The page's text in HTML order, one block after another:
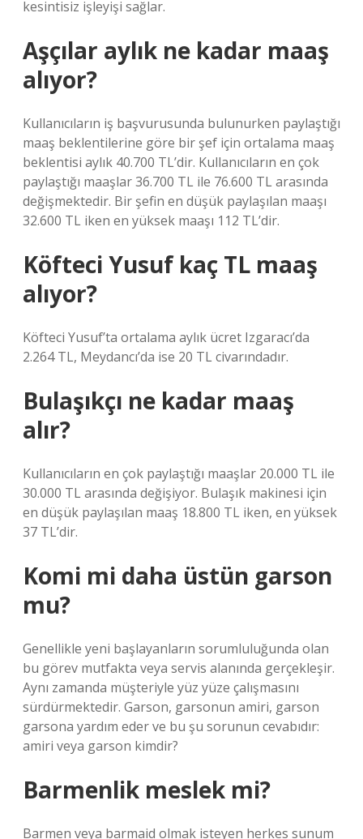
kesintisiz işleyişi sağlar.
Aşçılar aylık ne kadar maaş
alıyor?
Kullanıcıların iş başvurusunda bulunurken paylaştığı
maaş beklentilerine göre bir şef için ortalama maaş
beklentisi aylık 40.700 TL’dir. Kullanıcıların en çok
paylaştığı maaşlar 36.700 TL ile 76.600 TL arasında
değişmektedir. Bir şefin en düşük paylaşılan maaşı
32.600 TL iken en yüksek maaşı 112 TL’dir.
Köfteci Yusuf kaç TL maaş
alıyor?
Köfteci Yusuf’ta ortalama aylık ücret Izgaracı’da
2.264 TL, Meydancı’da ise 20 TL civarındadır.
Bulaşıkçı ne kadar maaş
alır?
Kullanıcıların en çok paylaştığı maaşlar 20.000 TL ile
30.000 TL arasında değişiyor. Bulaşık makinesi için
en düşük paylaşılan maaş 18.800 TL iken, en yüksek
37 TL’dir.
Komi mi daha üstün garson
mu?
Genellikle yeni başlayanların sorumluluğunda olan
bu görev mutfakta veya servis alanında gerçekleşir.
Aynı zamanda müşteriyle yüz yüze çalışmasını
sürdürmektedir. Garson, garsonun amiri, garson
garsona yardım eder ve bu şu sorunun cevabıdır:
amiri veya garson kimdir?
Barmenlik meslek mi?
Barmen veya barmaid olmak isteyen herkes sunum